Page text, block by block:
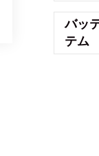
バッ
テム